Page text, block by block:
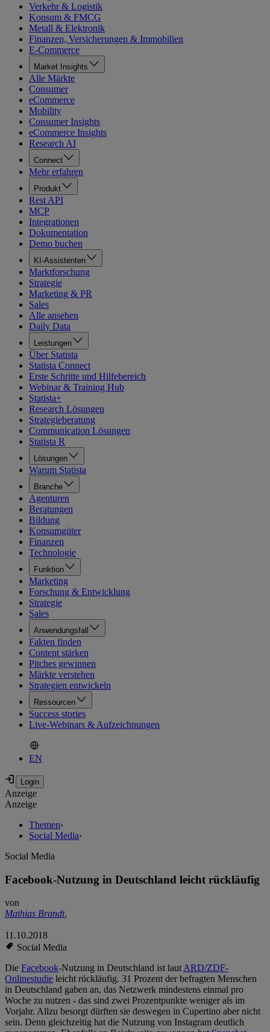
Verkehr & Logistik
Konsum & FMCG
Metall & Elektronik
Finanzen, Versicherungen & Immobilien
E-Commerce
Market Insights
Alle Märkte
Consumer
eCommerce
Mobility
Consumer Insights
eCommerce Insights
Research AI
Connect
Mehr erfahren
Produkt
Rest API
MCP
Integrationen
Dokumentation
Demo buchen
KI-Assistenten
Marktforschung
Strategie
Marketing & PR
Sales
Alle ansehen
Daily Data
Leistungen
Über Statista
Statista Connect
Erste Schritte und Hilfebereich
Webinar & Training Hub
Statista+
Research Lösungen
Strategieberatung
Communication Lösungen
Statista R
Lösungen
Warum Statista
Branche
Agenturen
Beratungen
Bildung
Konsumgüter
Finanzen
Technologie
Funktion
Marketing
Forschung & Entwicklung
Strategie
Sales
Anwendungsfall
Fakten finden
Content stärken
Pitches gewinnen
Märkte verstehen
Strategien entwickeln
Ressourcen
Success stories
Live-Webinars & Aufzeichnungen
EN
Anzeige
Anzeige
Themen›
Social Media›
Social Media
Facebook-Nutzung in Deutschland leicht rückläufig
von
Mathias Brandt,
11.10.2018
Social Media
Die Facebook-Nutzung in Deutschland ist lautARD/ZDF-
Onlinestudie leicht rückläufig. 31 Prozent der befragten Menschen
in Deutschland gaben an, das Netzwerk mindestens einmal pro
Woche zu nutzen - das sind zwei Prozentpunkte weniger als im
Vorjahr. Allzu besorgt dürften sie deswegen in Cupertino aber nicht
sein. Denn gleichzeitig hat die Nutzung von Instagram deutlich